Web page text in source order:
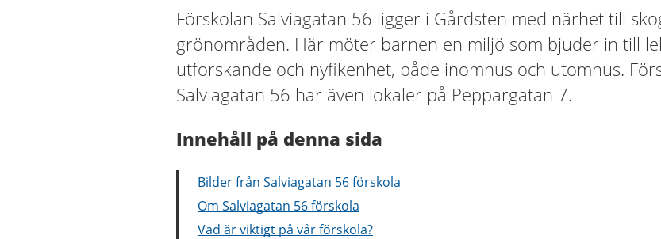
Förskolan Salviagatan 56 ligger i Gårdsten med närhet till
grönområden. Här möter barnen en miljö som bjuder in till
utforskande och nyfikenhet, både inomhus och utomhus.
Salviagatan 56 har även lokaler på Peppargatan 7.
Innehåll på denna sida
Bilder från Salviagatan 56 förskola
Om Salviagatan 56 förskola
Vad är viktigt på vår förskola?